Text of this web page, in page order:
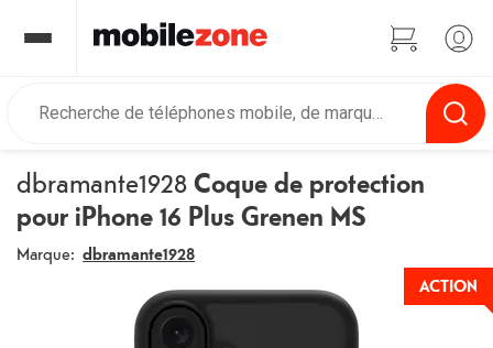
dbramante1928Coque de protection
pour iPhone 16 Plus Grenen MS
Marque: dbramante1928
ACTION